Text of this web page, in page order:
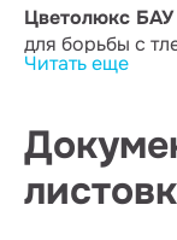
Цветолюкс БАУ
для борьбы с
цикадками на
Обладает
действия не
наблюдается
обработки.
Читать еще